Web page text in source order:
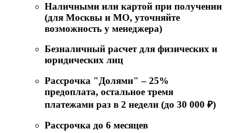
Наличными или картой при получении
(для Москвы и МО, уточняйте
возможность у менеджера)
Безналичный расчет для физических и
юридических лиц
Рассрочка "Долями" – 25%
предоплата, остальное тремя
платежами раз в 2 недели (до 30 000 ₽)
Рассрочка до 6 месяцев